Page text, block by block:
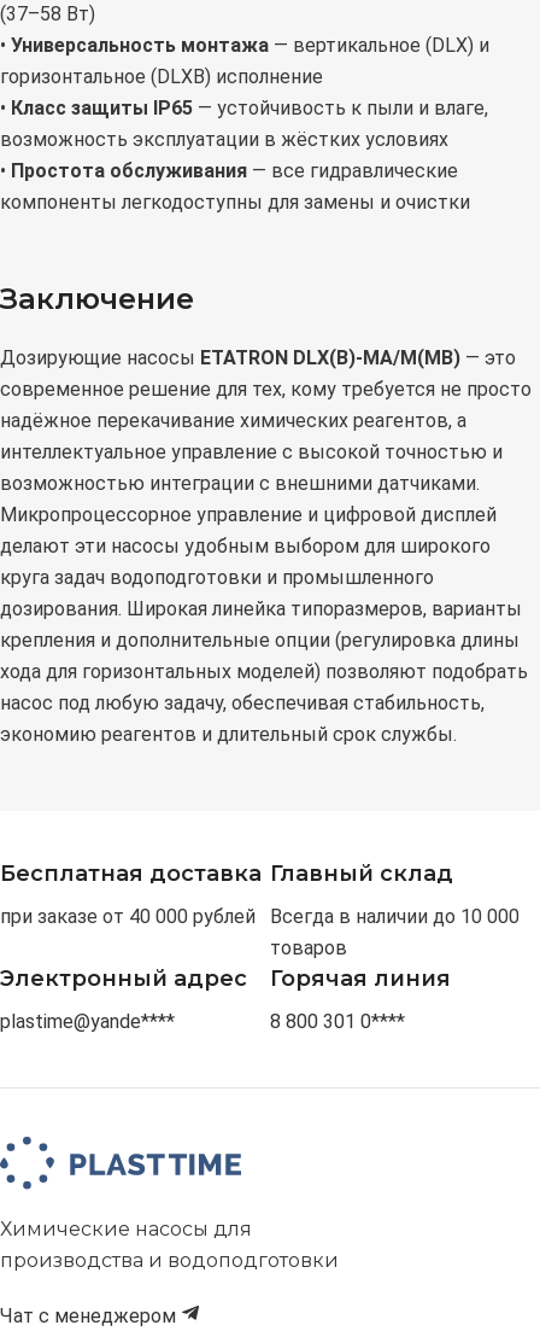
(37–58 Вт)
• Универсальность монтажа — вертикальное (DLX) и
горизонтальное (DLXB) исполнение
• Класс защиты IP65 — устойчивость к пыли и влаге,
возможность эксплуатации в жёстких условиях
• Простота обслуживания — все гидравлические
компоненты легкодоступны для замены и очистки
Заключение
Дозирующие насосы ETATRON DLX(B)-MA/M(MB) — это
современное решение для тех, кому требуется не просто
надёжное перекачивание химических реагентов, а
интеллектуальное управление с высокой точностью и
возможностью интеграции с внешними датчиками.
Микропроцессорное управление и цифровой дисплей
делают эти насосы удобным выбором для широкого
круга задач водоподготовки и промышленного
дозирования. Широкая линейка типоразмеров, варианты
крепления и дополнительные опции (регулировка длины
хода для горизонтальных моделей) позволяют подобрать
насос под любую задачу, обеспечивая стабильность,
экономию реагентов и длительный срок службы.
Бесплатная доставка
при заказе от 40 000 рублей
Главный склад
Всегда в наличии до 10 000
товаров
Электронный адрес
plastime@yande****
Горячая линия
8 800 301 0****
Химические насосы для
производства и водоподготовки
Чат с менеджером